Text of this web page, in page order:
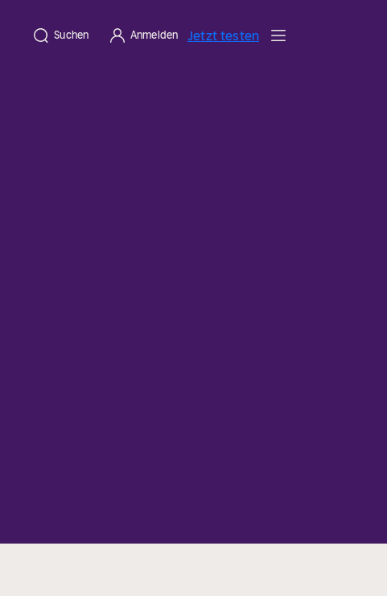
Suchen Anmelden Jetzt testen